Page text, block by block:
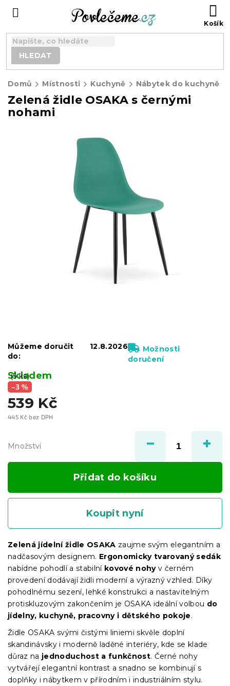
HLEDAT
Domů Místnosti Kuchyně Nábytek do kuchyně
Zelená židle OSAKA s černými
nohami
–3 %
539 Kč
445 Kč bez DPH
Skladem
(5 ks)
Můžeme doručit
do:
12.8.2026
Možnosti
doručení
Množství
Přidat do košíku
Koupit nyní
Zelená jídelní židle OSAKA zaujme svým elegantním a
nadčasovým designem. Ergonomicky tvarovaný sedák
nabídne pohodlí a stabilní kovové nohyv černém
provedení dodávají židli moderní a výrazný vzhled. Díky
pohodlnému sezení, lehké konstrukci a nastavitelným
protiskluzovým zakončením je OSAKA ideální volbou do
jídelny, kuchyně, pracovny i dětského pokoje.
Židle OSAKA svými čistými liniemi skvěle doplní
skandinávsky i moderně laděné interiéry, kde se klade
důraz na jednoduchost a funkčnost. Černé nohy
vytvářejí elegantní kontrast a snadno se kombinují s
doplňky i nábytkem v přírodním i industriálním stylu.